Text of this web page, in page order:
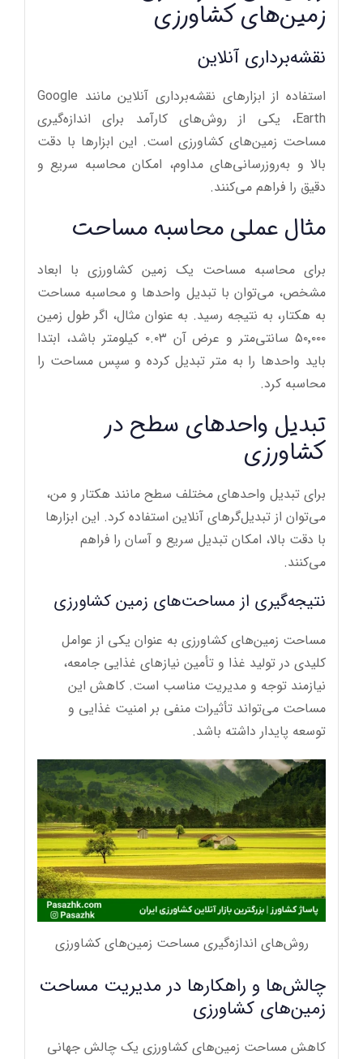
زمین‌های کشاورزی
نقشه‌برداری آنلاین
استفاده از ابزارهای نقشه‌برداری آنلاین مانند Google
Earth، یکی از روش‌های کارآمد برای اندازه‌گیری
مساحت زمین‌های کشاورزی است. این ابزارها با دقت
بالا و به‌روزرسانی‌های مداوم، امکان محاسبه سریع و
دقیق را فراهم می‌کنند.
مثال عملی محاسبه مساحت
برای محاسبه مساحت یک زمین کشاورزی با ابعاد
مشخص، می‌توان با تبدیل واحدها و محاسبه مساحت
به هکتار، به نتیجه رسید. به عنوان مثال، اگر طول زمین
۵۰٬۰۰۰ سانتی‌متر و عرض آن ۰.۰۳ کیلومتر باشد، ابتدا
باید واحدها را به متر تبدیل کرده و سپس مساحت را
محاسبه کرد.
تبدیل واحدهای سطح در
کشاورزی
برای تبدیل واحدهای مختلف سطح مانند هکتار و من،
می‌توان از تبدیل‌گرهای آنلاین استفاده کرد. این ابزارها
با دقت بالا، امکان تبدیل سریع و آسان را فراهم
می‌کنند.
نتیجه‌گیری از مساحت‌های زمین کشاورزی
مساحت زمین‌های کشاورزی به عنوان یکی از عوامل
کلیدی در تولید غذا و تأمین نیازهای غذایی جامعه،
نیازمند توجه و مدیریت مناسب است. کاهش این
مساحت می‌تواند تأثیرات منفی بر امنیت غذایی و
توسعه پایدار داشته باشد.
روش‌های اندازه‌گیری مساحت زمین‌های کشاورزی
چالش‌ها و راهکارها در مدیریت مساحت
زمین‌های کشاورزی
کاهش مساحت زمین‌های کشاورزی یک چالش جهانی